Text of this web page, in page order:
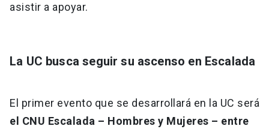
asistir a apoyar.
La UC busca seguir su ascenso en Escalada
El primer evento que se desarrollará en la UC será
el CNU Escalada – Hombres y Mujeres – entre